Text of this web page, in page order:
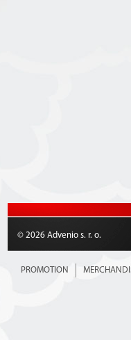
© 2026 Advenio s. r. o.
PROMOTION